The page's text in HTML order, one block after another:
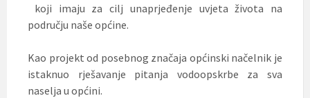
koji imaju za cilj unaprjeđenje uvjeta života na
području naše općine.
Kao projekt od posebnog značaja općinski načelnik je
istaknuo rješavanje pitanja vodoopskrbe za sva
naselja u općini.